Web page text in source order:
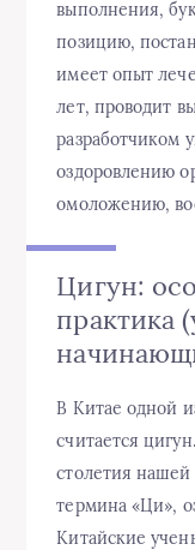
выполнения,
позицию,
имеет опыт
лет, проводит
разработчиком
оздоровлению
омоложению,
Цигун:
практика
В Китае одной
считается
столетия
термина «Ци»,
Китайские